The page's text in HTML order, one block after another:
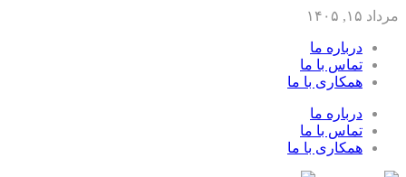
مرداد ۱۵, ۱۴۰۵
درباره ما
تماس با ما
همکاری با ما
درباره ما
تماس با ما
همکاری با ما